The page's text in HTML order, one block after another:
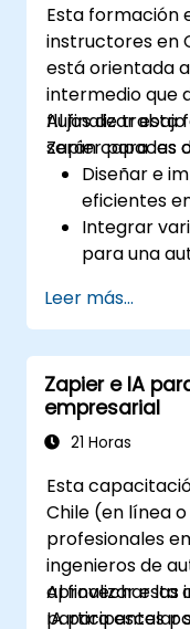
Esta formación
instructores en
está orientada
intermedio que
flujos de
Zapier para las
Al finalizar esta
serán capaces
Diseñar e
eficientes
Integrar
para una
Optimizar
solucionar
Escalar la
trabajo
Leer más...
Zapier e IA
empresarial
21 Horas
Esta
Chile (en línea
profesionales
ingenieros de
aprovechar las
IA para escalar
Al finalizar esta
participantes